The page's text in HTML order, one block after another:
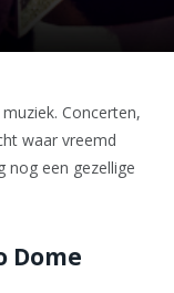
Concerten,
waar vreemd
nog een gezellige
Dome